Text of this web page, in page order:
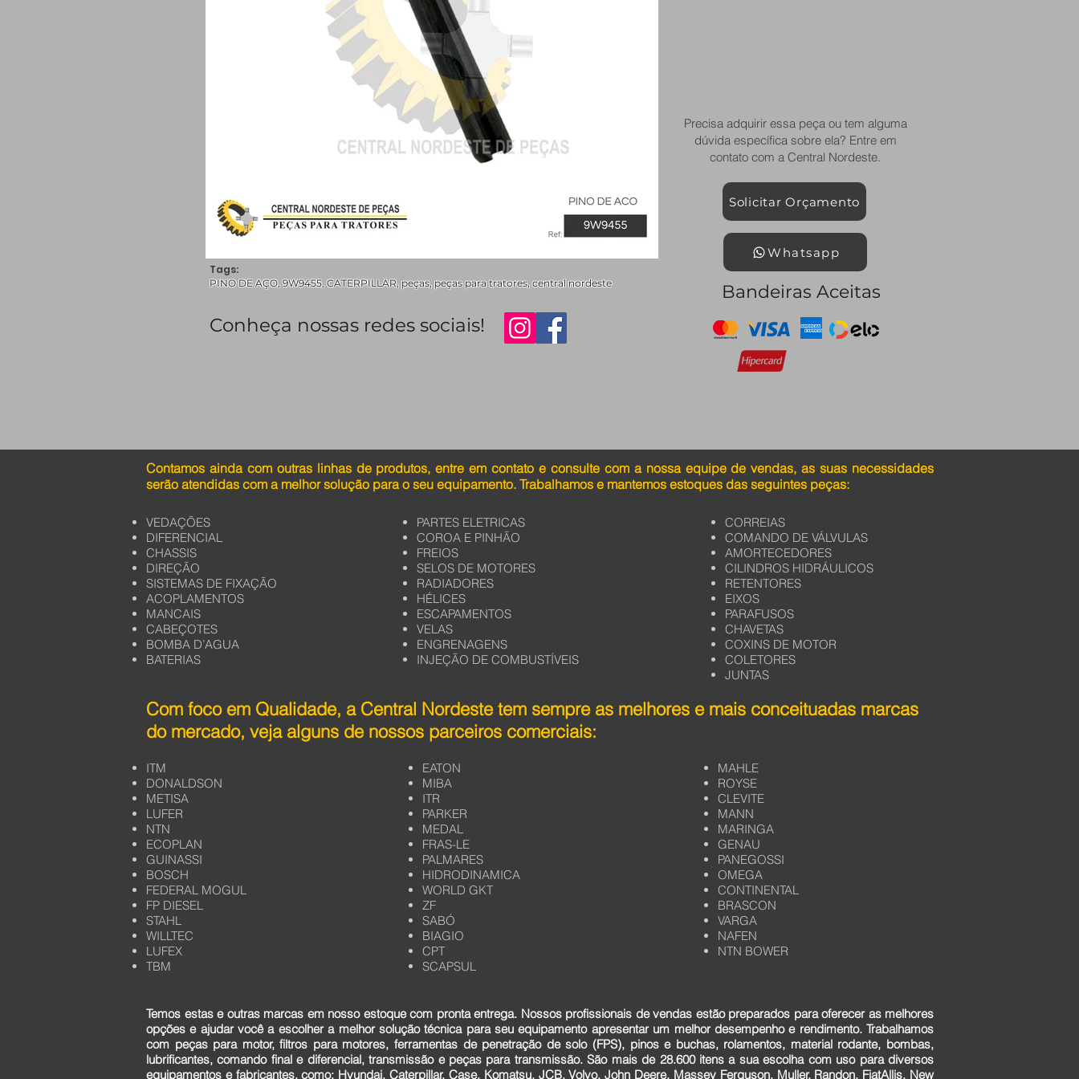
Precisa adquirir essa peça ou tem alguma
dúvida específica sobre ela? Entre em
contato com a Central Nordeste.
Solicitar Orçamento
Whatsapp
Bandeiras Aceitas
PINO DE AÇO, 9W9455, CATERPILLAR, peças, peças para tratores, central nordeste
Conheça nossas redes sociais!
Tags:
Contamos ainda com outras linhas de produtos, entre em contato e consulte com a nossa equipe de vendas, as suas necessidades
serão atendidas com a melhor solução para o seu equipamento. Trabalhamos e mantemos estoques das seguintes peças:
VEDAÇÕES
DIFERENCIAL
CHASSIS
DIREÇÃO
SISTEMAS DE FIXAÇÃO
ACOPLAMENTOS
MANCAIS
CABEÇOTES
BOMBA D’AGUA
BATERIAS
PARTES ELETRICAS
COROA E PINHÃO
FREIOS
SELOS DE MOTORES
RADIADORES
HÉLICES
ESCAPAMENTOS
VELAS
ENGRENAGENS
INJEÇÃO DE COMBUSTÍVEIS
CORREIAS
COMANDO DE VÁLVULAS
AMORTECEDORES
CILINDROS HIDRÁULICOS
RETENTORES
EIXOS
PARAFUSOS
CHAVETAS
COXINS DE MOTOR
COLETORES
JUNTAS
Com foco em Qualidade, a Central Nordeste tem sempre as melhores e mais conceituadas marcas
do mercado, veja alguns de nossos parceiros comerciais:
ITM
DONALDSON
METISA
LUFER
NTN
ECOPLAN
GUINASSI
BOSCH
FEDERAL MOGUL
FP DIESEL
STAHL
WILLTEC
LUFEX
TBM
EATON
MIBA
ITR
PARKER
MEDAL
FRAS-LE
PALMARES
HIDRODINAMICA
WORLD GKT
ZF
SABÓ
BIAGIO
CPT
SCAPSUL
MAHLE
ROYSE
CLEVITE
MANN
MARINGA
GENAU
PANEGOSSI
OMEGA
CONTINENTAL
BRASCON
VARGA
NAFEN
NTN BOWER
Temos estas e outras marcas em nosso estoque com pronta entrega. Nossos profissionais de vendas estão preparados para oferecer as melhores
opções e ajudar você a escolher a melhor solução técnica para seu equipamento apresentar um melhor desempenho e rendimento. Trabalhamos
com peças para motor, filtros para motores, ferramentas de penetração de solo (FPS), pinos e buchas, rolamentos, material rodante, bombas,
lubrificantes, comando final e diferencial, transmissão e peças para transmissão. São mais de 28.600 itens a sua escolha com uso para diversos
equipamentos e fabricantes, como: Hyundai, Caterpillar, Case, Komatsu, JCB, Volvo, John Deere, Massey Ferguson, Muller, Randon, FiatAllis, New